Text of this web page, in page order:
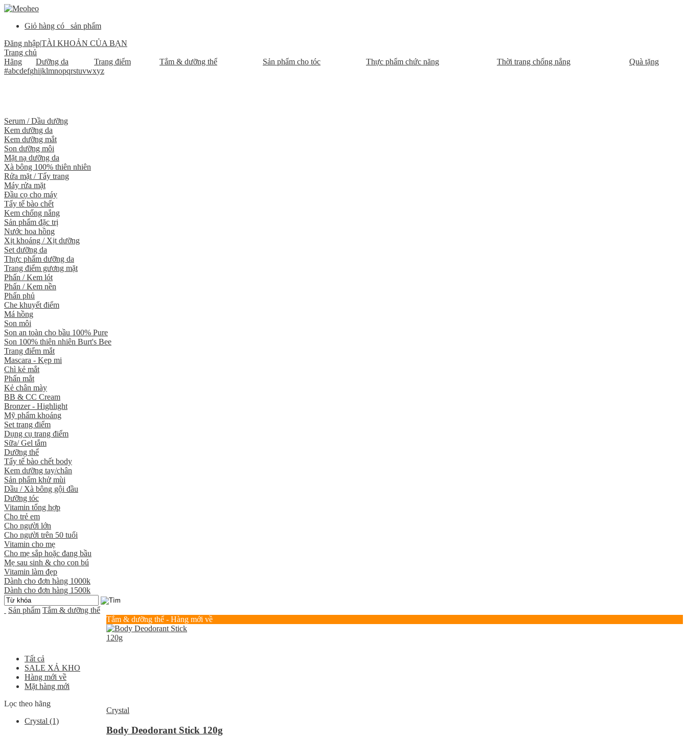
Giỏ hàng có
sản phẩm
Đăng nhập|TÀI KHOẢN CỦA BẠN
Trang chủ
Hãng
Dưỡng da Trang điểm Tắm & dưỡng thể Sản phẩm cho tóc Thực phẩm chức năng Thời trang chống nắng
Quà tặng
#abcdefghijklmnopqrstuvwxyz
Serum / Dầu dưỡng
Kem dưỡng da
Kem dưỡng mắt
Son dưỡng môi
Mặt nạ dưỡng da
Xà bông 100% thiên nhiên
Rửa mặt / Tẩy trang
Máy rửa mặt
Đầu cọ cho máy
Tẩy tế bào chết
Kem chống nắng
Sản phẩm đặc trị
Nước hoa hồng
Xịt khoáng / Xịt dưỡng
Set dưỡng da
Thực phẩm dưỡng da
Trang điểm gương mặt
Phấn / Kem lót
Phấn / Kem nền
Phấn phủ
Che khuyết điểm
Má hồng
Son môi
Son an toàn cho bầu 100% Pure
Son 100% thiên nhiên Burt's Bee
Trang điểm mắt
Mascara - Kẹp mi
Chì kẻ mắt
Phấn mắt
Kẻ chân mày
BB & CC Cream
Bronzer - Highlight
Mỹ phẩm khoáng
Set trang điểm
Dụng cụ trang điểm
Sữa/ Gel tắm
Dưỡng thể
Tẩy tế bào chết body
Kem dưỡng tay/chân
Sản phẩm khử mùi
Dầu / Xà bông gội đầu
Dưỡng tóc
Vitamin tổng hợp
Cho trẻ em
Cho người lớn
Cho người trên 50 tuổi
Vitamin cho mẹ
Cho mẹ sắp hoặc đang bầu
Mẹ sau sinh & cho con bú
Vitamin làm đẹp
Dành cho đơn hàng 1000k
Dành cho đơn hàng 1500k
Sản phẩm Tắm & dưỡng thể
Tất cả
SALE XẢ KHO
Hàng mới về
Mặt hàng mới
Lọc theo hãng
Crystal (1)
Tắm & dưỡng thể - Hàng mới về
Crystal
Body Deodorant Stick 120g